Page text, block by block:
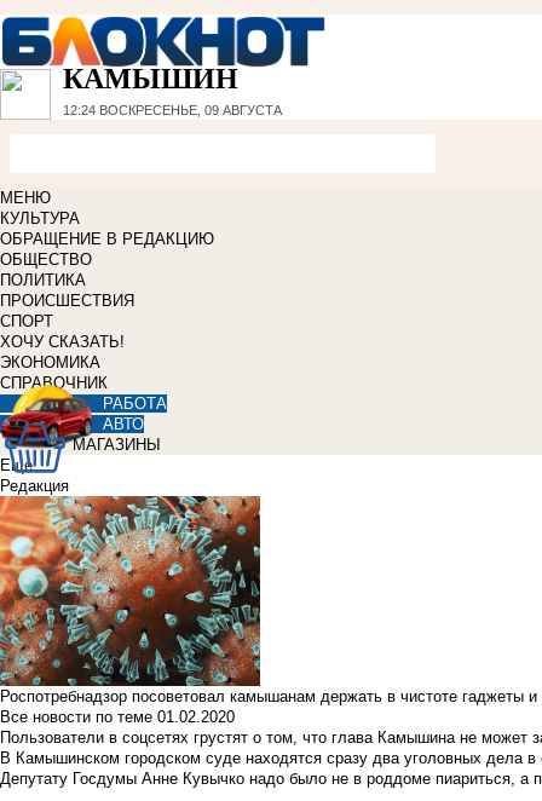
КАМЫШИН
12:24 ВОСКРЕСЕНЬЕ, 09 АВГУСТА
МЕНЮ
КУЛЬТУРА
ОБРАЩЕНИЕ В РЕДАКЦИЮ
ОБЩЕСТВО
ПОЛИТИКА
ПРОИСШЕСТВИЯ
СПОРТ
ХОЧУ СКАЗАТЬ!
ЭКОНОМИКА
СПРАВОЧНИК
РАБОТА
АВТО
МАГАЗИНЫ
Еще
Редакция
Роспотребнадзор посоветовал камышанам держать в чистоте гаджеты
Все новости по теме 01.02.2020
Пользователи в соцсетях грустят о том, что глава Камышина не может
В Камышинском городском суде находятся сразу два уголовных дела
Депутату Госдумы Анне Кувычко надо было не в роддоме пиариться, а